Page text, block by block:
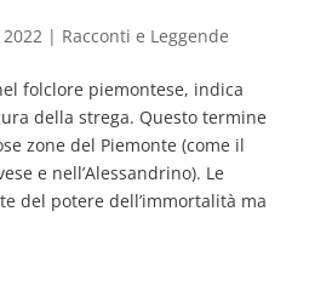
| Racconti e Leggende
folclore piemontese, indica
della strega. Questo termine
zone del Piemonte (come il
e nell’Alessandrino). Le
del potere dell’immortalità ma